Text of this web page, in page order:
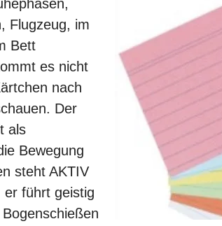
Flugzeug, im
Bett
es nicht
nach
Der
als
Bewegung
steht AKTIV
er führt geistig